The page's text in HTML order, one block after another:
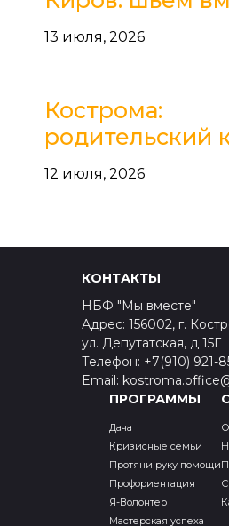
13 июля, 2026
Кострома:
родительский
12 июля, 2026
КОНТАКТЫ
НБФ "Мы вместе"
Адрес: 156002, г.
ул. Депутатская, д 15Г
Телефон: +7(910) 921-
Email:
ПРОГРАММЫ
Дача
Кризисные семьи
Протяни руку помощи
Профориентация
Я-Волонтер
Мастерская успеха